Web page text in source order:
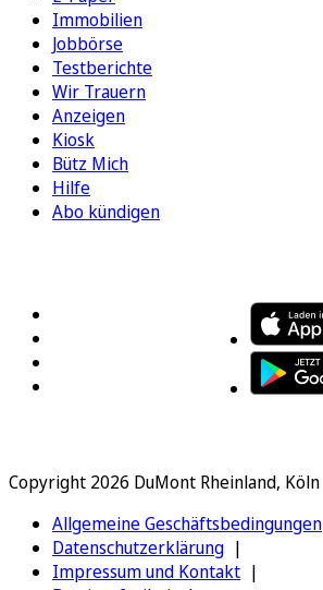
Immobilien
Jobbörse
Testberichte
Wir Trauern
Anzeigen
Kiosk
Bütz Mich
Hilfe
Abo kündigen
Copyright 2026 DuMont Rheinland, Köln
Allgemeine Geschäftsbedingungen
Datenschutzerklärung
Impressum und Kontakt